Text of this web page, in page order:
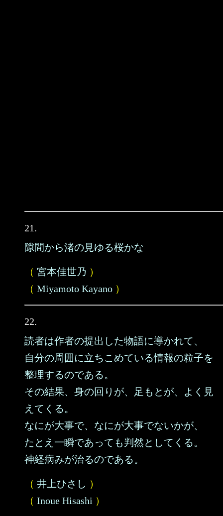
21.
隙間から渚の見ゆる桜かな
（ 宮本佳世乃 ）
（ Miyamoto Kayano ）
22.
読者は作者の提出した物語に導かれて、
自分の周囲に立ちこめている情報の粒子を
整理するのである。
その結果、身の回りが、足もとが、よく見
えてくる。
なにが大事で、なにが大事でないかが、
たとえ一瞬であっても判然としてくる。
神経病みが治るのである。
（ 井上ひさし ）
（ Inoue Hisashi ）